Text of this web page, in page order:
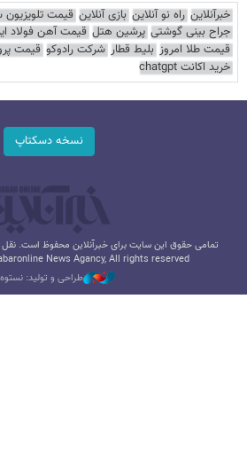
خبرآنلاین راه نو آنلاین بازی آنلاین قیمت
جراح بینی گوشتی پرشین هتل قیمت آهن فولاد
قیمت طلا امروز بلیط قطار شرکت رادوکو قیمت
خرید اکانت chatgpt
نسخه دسکتاپ
تمامی حقوق این سایت برای خبرآنلاین محفوظ است. نقل
News Agancy, All rights reserved
طراحی و تولید: نستوه